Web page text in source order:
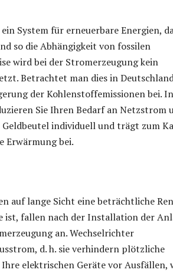
System für erneuerbare Energien,
so die Abhängigkeit von fossilen
wird bei der Stromerzeugung kein
Betrachtet man dies in
der Kohlenstoffemissionen bei.
Sie Ihren Bedarf an Netzstrom
individuell und trägt zum
Erwärmung bei.
auf lange Sicht eine beträchtliche
ist, fallen nach der Installation der
an. Wechselrichter
d. h. sie verhindern plötzliche
elektrischen Geräte vor Ausfällen,